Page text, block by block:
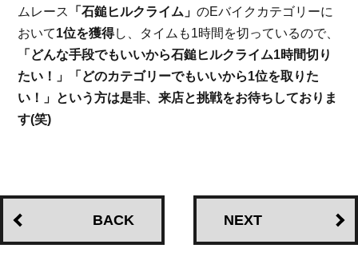
ムレース
「石鎚ヒルクライム」のEバイクカテゴリーに
おいて1位を獲得し、タイムも1時間を切っているので、
「どんな手段でもいいから石鎚ヒルクライム1時間切り
たい！」「どのカテゴリーでもいいから1位を取りた
い！」という方は是非、来店と挑戦をお待ちしておりま
す(笑)
BACK NEXT